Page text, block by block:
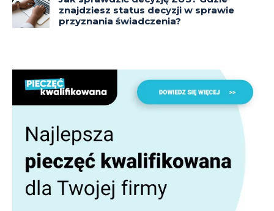
znajdziesz status decyzji w sprawie
przyznania świadczenia?